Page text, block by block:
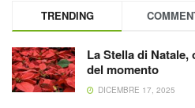
TRENDING
La Stella di
del momento
DICEMBRE 17, 2025